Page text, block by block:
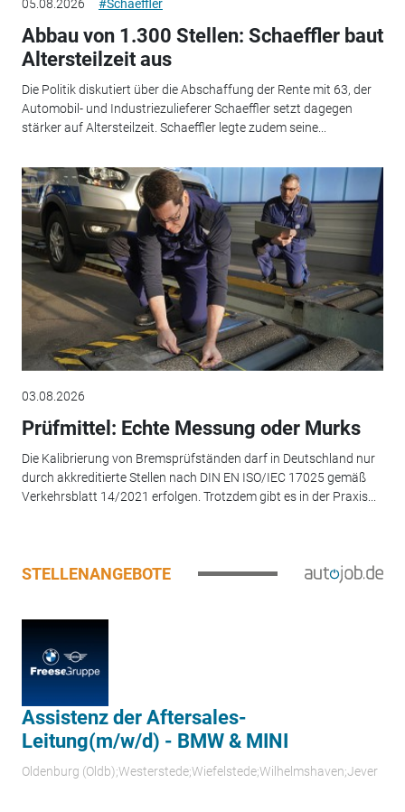
05.08.2026 #Schaeffler
Abbau von 1.300 Stellen: Schaeffler baut
Altersteilzeit aus
Die Politik diskutiert über die Abschaffung der Rente mit 63, der
Automobil- und Industriezulieferer Schaeffler setzt dagegen
stärker auf Altersteilzeit. Schaeffler legte zudem seine...
03.08.2026
Prüfmittel: Echte Messung oder Murks
Die Kalibrierung von Bremsprüfständen darf in Deutschland nur
durch akkreditierte Stellen nach DIN EN ISO/IEC 17025 gemäß
Verkehrsblatt 14/2021 erfolgen. Trotzdem gibt es in der Praxis...
STELLENANGEBOTE
Assistenz der Aftersales-
Leitung(m/w/d) - BMW & MINI
Oldenburg (Oldb);Westerstede;Wiefelstede;Wilhelmshaven;Jever